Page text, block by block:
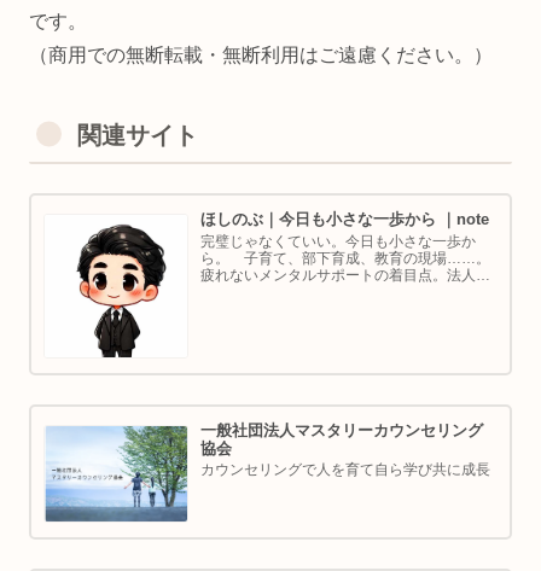
です。
（商用での無断転載・無断利用はご遠慮ください。）
関連サイト
ほしのぶ｜今日も小さな一歩から ｜note
完璧じゃなくていい。今日も小さな一歩か
ら。 子育て、部下育成、教育の現場……。
疲れないメンタルサポートの着目点。法人代
一般社団法人マスタリーカウンセリング
協会
カウンセリングで人を育て自ら学び共に成長